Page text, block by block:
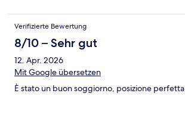
Verifizierte Bewertung
8/10 – Sehr gut
12. Apr. 2026
Mit Google übersetzen
È stato un buon soggiorno, posizione perfetta